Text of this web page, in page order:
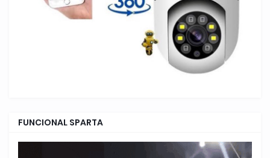
FUNCIONAL SPARTA